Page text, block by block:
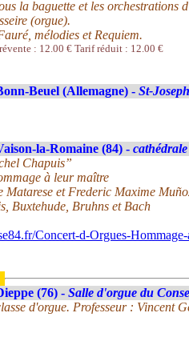
la baguette et les
(orgue).
mélodies et Requiem.
: 12.00 € Tarif réduit : 12.00 €
Beuel (Allemagne) - St-Joseph
la-Romaine (84) - cathédrale
Chapuis”
à leur maître
et Frederic Maxime
Buxtehude, Bruhns et Bach
Concert-d-Orgues-
(76) - Salle d'orgue du
d'orgue. Professeur : Vincent